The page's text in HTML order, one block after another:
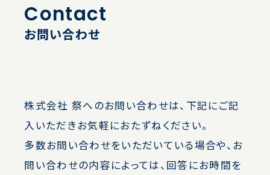
Contact
お問い合わせ
株式会社 祭へのお問い合わせは、下記にご記
入いただきお気軽におたずねください。
多数お問い合わせをいただいている場合や、お
問い合わせの内容によっては、回答にお時間を